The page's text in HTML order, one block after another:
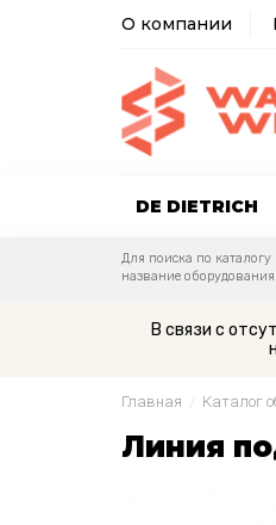
О компании
DE DIETRICH
Для поиска по
название оборудования
В связи с
Главная Каталог
Линия